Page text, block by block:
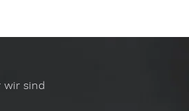
wir sind